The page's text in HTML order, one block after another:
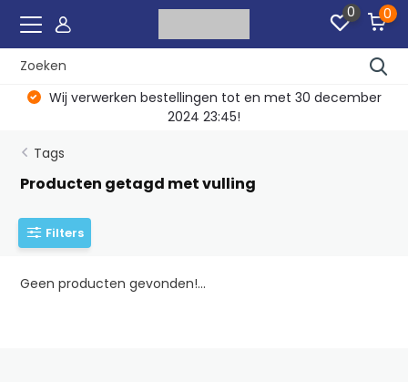
0 0
Wij verwerken bestellingen tot en met 30 december
2024 23:45!
Tags
Producten getagd met vulling
Filters
Geen producten gevonden!...